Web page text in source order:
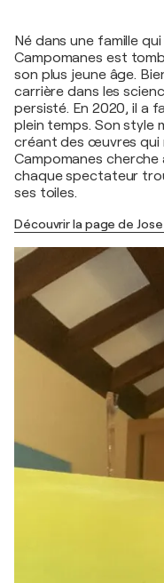
Né dans une famille
Campomanes est
son plus jeune âge.
carrière dans les
persisté. En 2020, il a
plein temps. Son style
créant des œuvres qui
Campomanes
chaque spectateur
ses toiles.
Découvrir la page de